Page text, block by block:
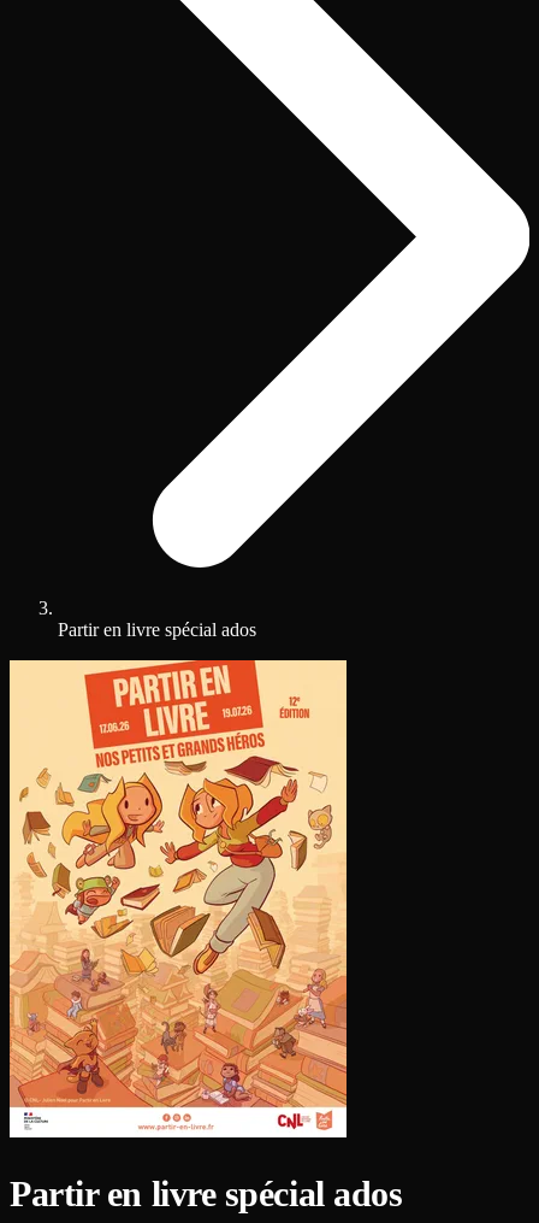
Partir en livre spécial ados
Partir en livre spécial ados